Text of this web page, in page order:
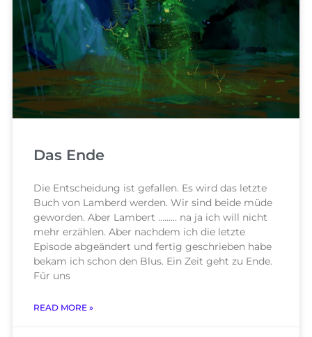
Das Ende
Die Entscheidung ist gefallen. Es wird das letzte
Buch von Lamberd werden. Wir sind beide müde
geworden. Aber Lambert ……… na ja ich will nicht
mehr erzählen. Aber nachdem ich die letzte
Episode abgeändert und fertig geschrieben habe
bekam ich schon den Blus. Ein Zeit geht zu Ende.
Für uns
READ MORE »